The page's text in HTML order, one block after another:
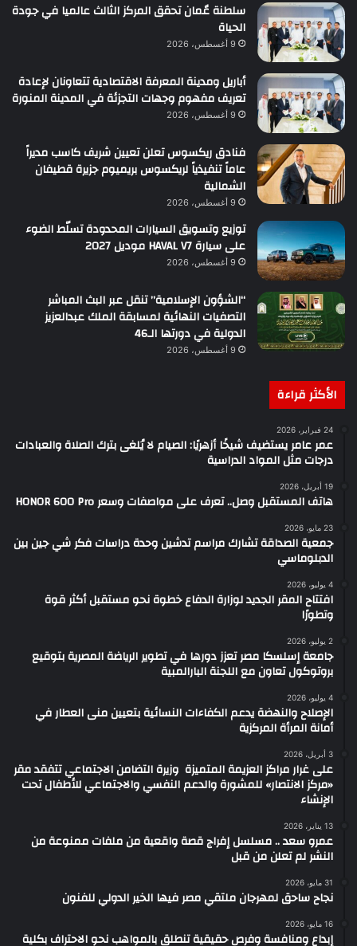
سلطنة عٌمان تحقق المركز الثالث عالميا في جودة
الحياة
9 أغسطس، 2026
أباريل ومدينة المعرفة الاقتصادية تتعاونان لإعادة
تعريف مفهوم وجهات التجزئة في المدينة المنورة
9 أغسطس، 2026
فنادق ريكسوس تعلن تعيين شريف كاسب مديراً
عاماً تنفيذياً لريكسوس بريميوم جزيرة قطيفان
الشمالية
9 أغسطس، 2026
توزيع وتسويق السيارات المحدودة تسلّط الضوء
على سيارة HAVAL V7 موديل 2027
9 أغسطس، 2026
“الشؤون الإسلامية” تنقل عبر البث المباشر
التصفيات النهائية لمسابقة الملك عبدالعزيز
الدولية في دورتها الـ46
9 أغسطس، 2026
الأكثر قراءة
24 فبراير، 2026
عمر عامر يستضيف شيخًا أزهريًا: الصيام لا يُلغى بترك الصلاة والعبادات
درجات مثل المواد الدراسية
19 أبريل، 2026
هاتف المستقبل وصل.. تعرف على مواصفات وسعر HONOR 600 Pro
23 مايو، 2026
جمعية الصداقة تشارك مراسم تدشين وحدة دراسات فكر شي جين بين
الدبلوماسي
4 يوليو، 2026
افتتاح المقر الجديد لوزارة الدفاع خطوة نحو مستقبل أكثر قوة
وتطورًا
2 يوليو، 2026
جامعة إسلسكا مصر تعزز دورها في تطوير الرياضة المصرية بتوقيع
بروتوكول تعاون مع اللجنة البارالمبية
4 يوليو، 2026
الإصلاح والنهضة يدعم الكفاءات النسائية بتعيين منى العطار في
أمانة المرأة المركزية
3 أبريل، 2026
على غرار مراكز العزيمة المتميزة وزيرة التضامن الاجتماعي تتفقد مقر
«مركز الانتصار» للمشورة والدعم النفسي والاجتماعي للأطفال تحت
الإنشاء
13 يناير، 2026
عمرو سعد .. مسلسل إفراج قصة واقعية من ملفات ممنوعة من
النشر لم تعلن من قبل
31 مايو، 2026
نجاح ساحق لمهرجان ملتقي مصر فيها الخير الدولي للفنون
16 مايو، 2026
إبداع ومنافسة وفرص حقيقية تنطلق بالمواهب نحو الاحتراف بكلية